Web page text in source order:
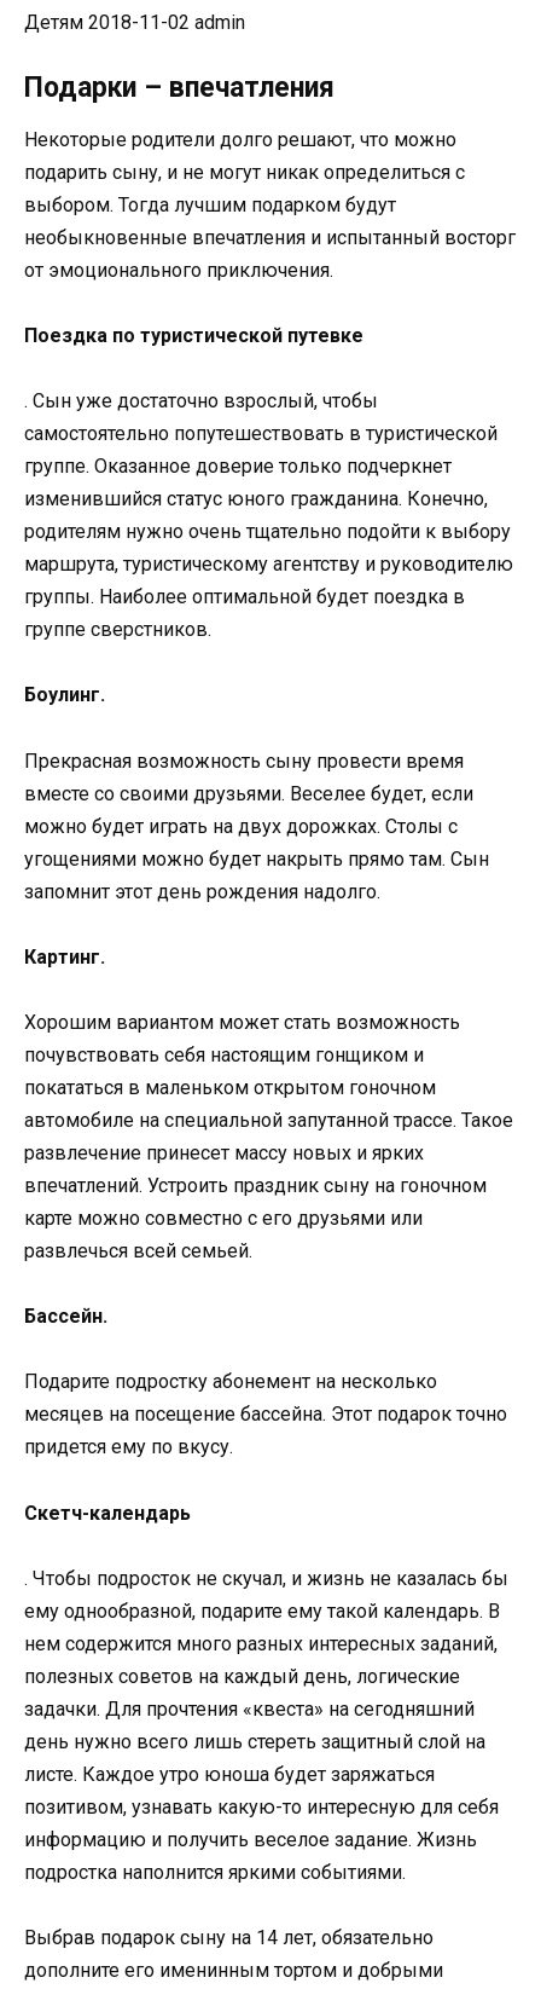
Детям 2018-11-02 admin
Подарки – впечатления
Некоторые родители долго решают, что можно
подарить сыну, и не могут никак определиться с
выбором. Тогда лучшим подарком будут
необыкновенные впечатления и испытанный восторг
от эмоционального приключения.
Поездка по туристической путевке
. Сын уже достаточно взрослый, чтобы
самостоятельно попутешествовать в туристической
группе. Оказанное доверие только подчеркнет
изменившийся статус юного гражданина. Конечно,
родителям нужно очень тщательно подойти к выбору
маршрута, туристическому агентству и руководителю
группы. Наиболее оптимальной будет поездка в
группе сверстников.
Боулинг.
Прекрасная возможность сыну провести время
вместе со своими друзьями. Веселее будет, если
можно будет играть на двух дорожках. Столы с
угощениями можно будет накрыть прямо там. Сын
запомнит этот день рождения надолго.
Картинг.
Хорошим вариантом может стать возможность
почувствовать себя настоящим гонщиком и
покататься в маленьком открытом гоночном
автомобиле на специальной запутанной трассе. Такое
развлечение принесет массу новых и ярких
впечатлений. Устроить праздник сыну на гоночном
карте можно совместно с его друзьями или
развлечься всей семьей.
Бассейн.
Подарите подростку абонемент на несколько
месяцев на посещение бассейна. Этот подарок точно
придется ему по вкусу.
Скетч-календарь
. Чтобы подросток не скучал, и жизнь не казалась бы
ему однообразной, подарите ему такой календарь. В
нем содержится много разных интересных заданий,
полезных советов на каждый день, логические
задачки. Для прочтения «квеста» на сегодняшний
день нужно всего лишь стереть защитный слой на
листе. Каждое утро юноша будет заряжаться
позитивом, узнавать какую-то интересную для себя
информацию и получить веселое задание. Жизнь
подростка наполнится яркими событиями.
Выбрав подарок сыну на 14 лет, обязательно
дополните его именинным тортом и добрыми